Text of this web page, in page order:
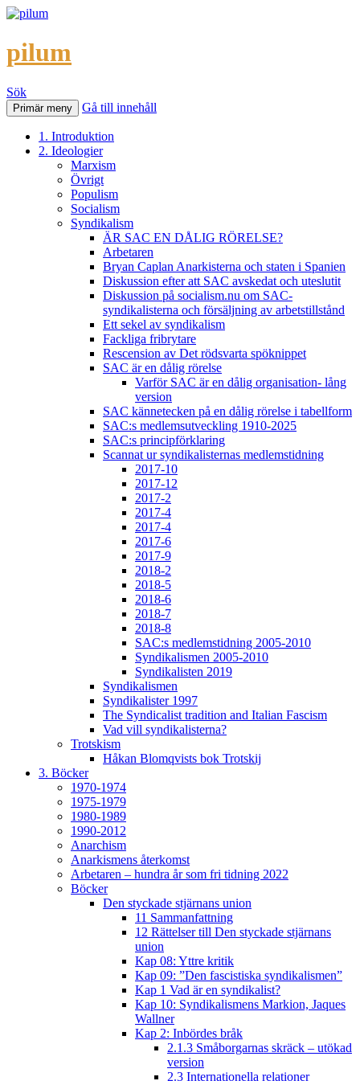
pilum
Sök
Primär meny Gå till innehåll
1. Introduktion
2. Ideologier
Marxism
Övrigt
Populism
Socialism
Syndikalism
ÄR SAC EN DÅLIG RÖRELSE?
Arbetaren
Bryan Caplan Anarkisterna och staten i Spanien
Diskussion efter att SAC avskedat och uteslutit
Diskussion på socialism.nu om SAC-
syndikalisterna och försäljning av arbetstillstånd
Ett sekel av syndikalism
Fackliga fribrytare
Rescension av Det rödsvarta spöknippet
SAC är en dålig rörelse
Varför SAC är en dålig organisation- lång
version
SAC kännetecken på en dålig rörelse i tabellform
SAC:s medlemsutveckling 1910-2025
SAC:s principförklaring
Scannat ur syndikalisternas medlemstidning
2017-10
2017-12
2017-2
2017-4
2017-4
2017-6
2017-9
2018-2
2018-5
2018-6
2018-7
2018-8
SAC:s medlemstidning 2005-2010
Syndikalismen 2005-2010
Syndikalisten 2019
Syndikalismen
Syndikalister 1997
The Syndicalist tradition and Italian Fascism
Vad vill syndikalisterna?
Trotskism
Håkan Blomqvists bok Trotskij
3. Böcker
1970-1974
1975-1979
1980-1989
1990-2012
Anarchism
Anarkismens återkomst
Arbetaren – hundra år som fri tidning 2022
Böcker
Den styckade stjärnans union
11 Sammanfattning
12 Rättelser till Den styckade stjärnans
union
Kap 08: Yttre kritik
Kap 09: ”Den fascistiska syndikalismen”
Kap 1 Vad är en syndikalist?
Kap 10: Syndikalismens Markion, Jaques
Wallner
Kap 2: Inbördes bråk
2.1.3 Småborgarnas skräck – utökad
version
2.3 Internationella relationer